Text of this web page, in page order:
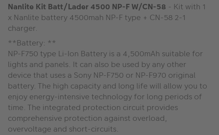
Nanlite Kit Batt/Lader 4500 NP-F W/CN-58 - Kit with 1
x Nanlite battery 4500mah NP-F type + CN-58 2-1
charger.
**Battery: **
NP-F750 type Li-Ion Battery is a 4,500mAh suitable for
lights and panels. It can also be used by any other
device that uses a Sony NP-F750 or NP-F970 original
battery. The high capacity and long life will allow you to
enjoy energy-intensive technology for long periods of
time. The integrated protection circuit provides
comprehensive protection against overload,
overvoltage and short-circuits.